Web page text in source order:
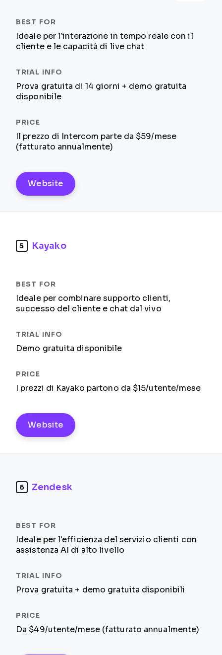
Ideale per l’interazione in tempo reale con il
cliente e le capacità di live chat
Prova gratuita di 14 giorni + demo gratuita
disponibile
Il prezzo di Intercom parte da $59/mese
(fatturato annualmente)
Website
5 Kayako
Ideale per combinare supporto clienti,
successo del cliente e chat dal vivo
Demo gratuita disponibile
I prezzi di Kayako partono da $15/utente/mese
Website
6 Zendesk
Ideale per l'efficienza del servizio clienti con
assistenza AI di alto livello
Prova gratuita + demo gratuita disponibili
Da $49/utente/mese (fatturato annualmente)